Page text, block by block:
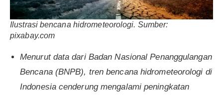
Ilustrasi bencana hidrometeorologi. Sumber:
pixabay.com
Menurut data dari Badan Nasional Penanggulangan
Bencana (BNPB), tren bencana hidrometeorologi di
Indonesia cenderung mengalami peningkatan